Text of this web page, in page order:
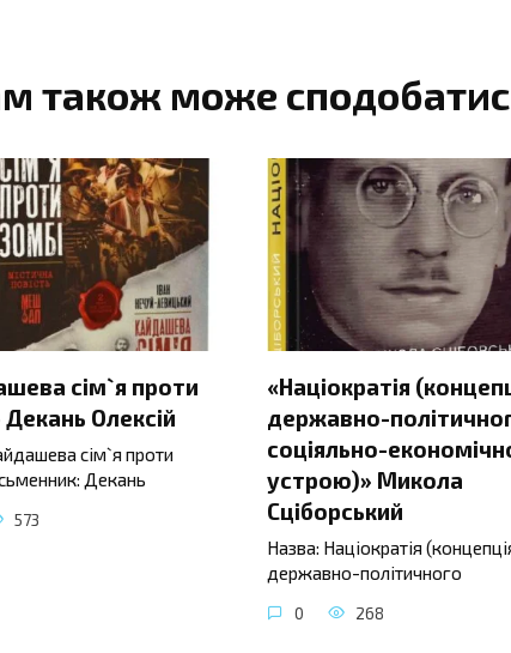
також може
сім`я проти
Декань Олексій
сім`я проти
Декань
573
«Націократія
державно-
соціяльно-
устрою)» Микола
Сціборський
Назва: Націократія
державно-політичного
0 268